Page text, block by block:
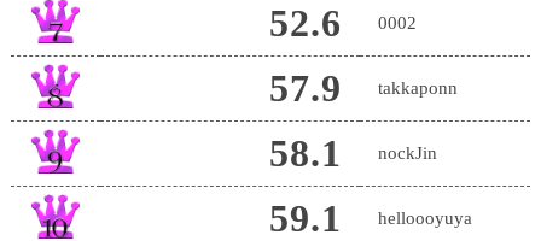
52.6 0002
57.9 takkaponn
58.1 nockJin
59.1 helloooyuya